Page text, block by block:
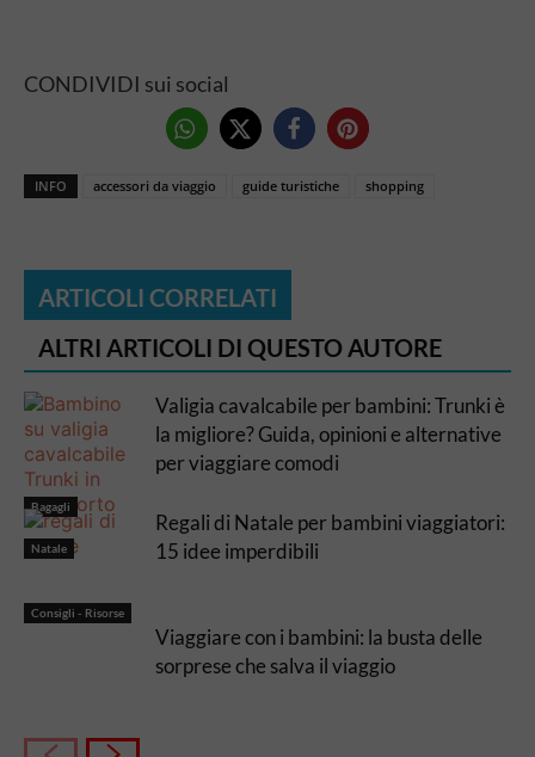
CONDIVIDI sui social
INFO accessori da viaggio guide turistiche shopping
ARTICOLI CORRELATI
ALTRI ARTICOLI DI QUESTO AUTORE
Bagagli
Valigia cavalcabile per bambini: Trunki è
la migliore? Guida, opinioni e alternative
per viaggiare comodi
Natale
Regali di Natale per bambini viaggiatori:
15 idee imperdibili
Consigli - Risorse
Viaggiare con i bambini: la busta delle
sorprese che salva il viaggio